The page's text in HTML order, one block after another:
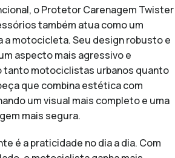
o Protetor Carenagem Twister
também atua como um
a motocicleta. Seu design robusto e
aspecto mais agressivo e
tanto motociclistas urbanos quanto
que combina estética com
um visual mais completo e uma
mais segura.
é a praticidade no dia a dia. Com